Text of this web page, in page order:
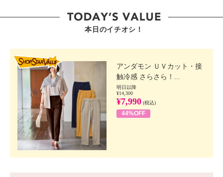
本日のイチオシ！
アンダモン ＵＶカット・接
触冷感 さらさら！...
明日以降
¥14,300
¥7,990 (税込)
44%OFF